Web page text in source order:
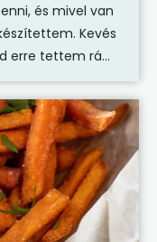
és mivel van
Kevés
erre tettem rá...